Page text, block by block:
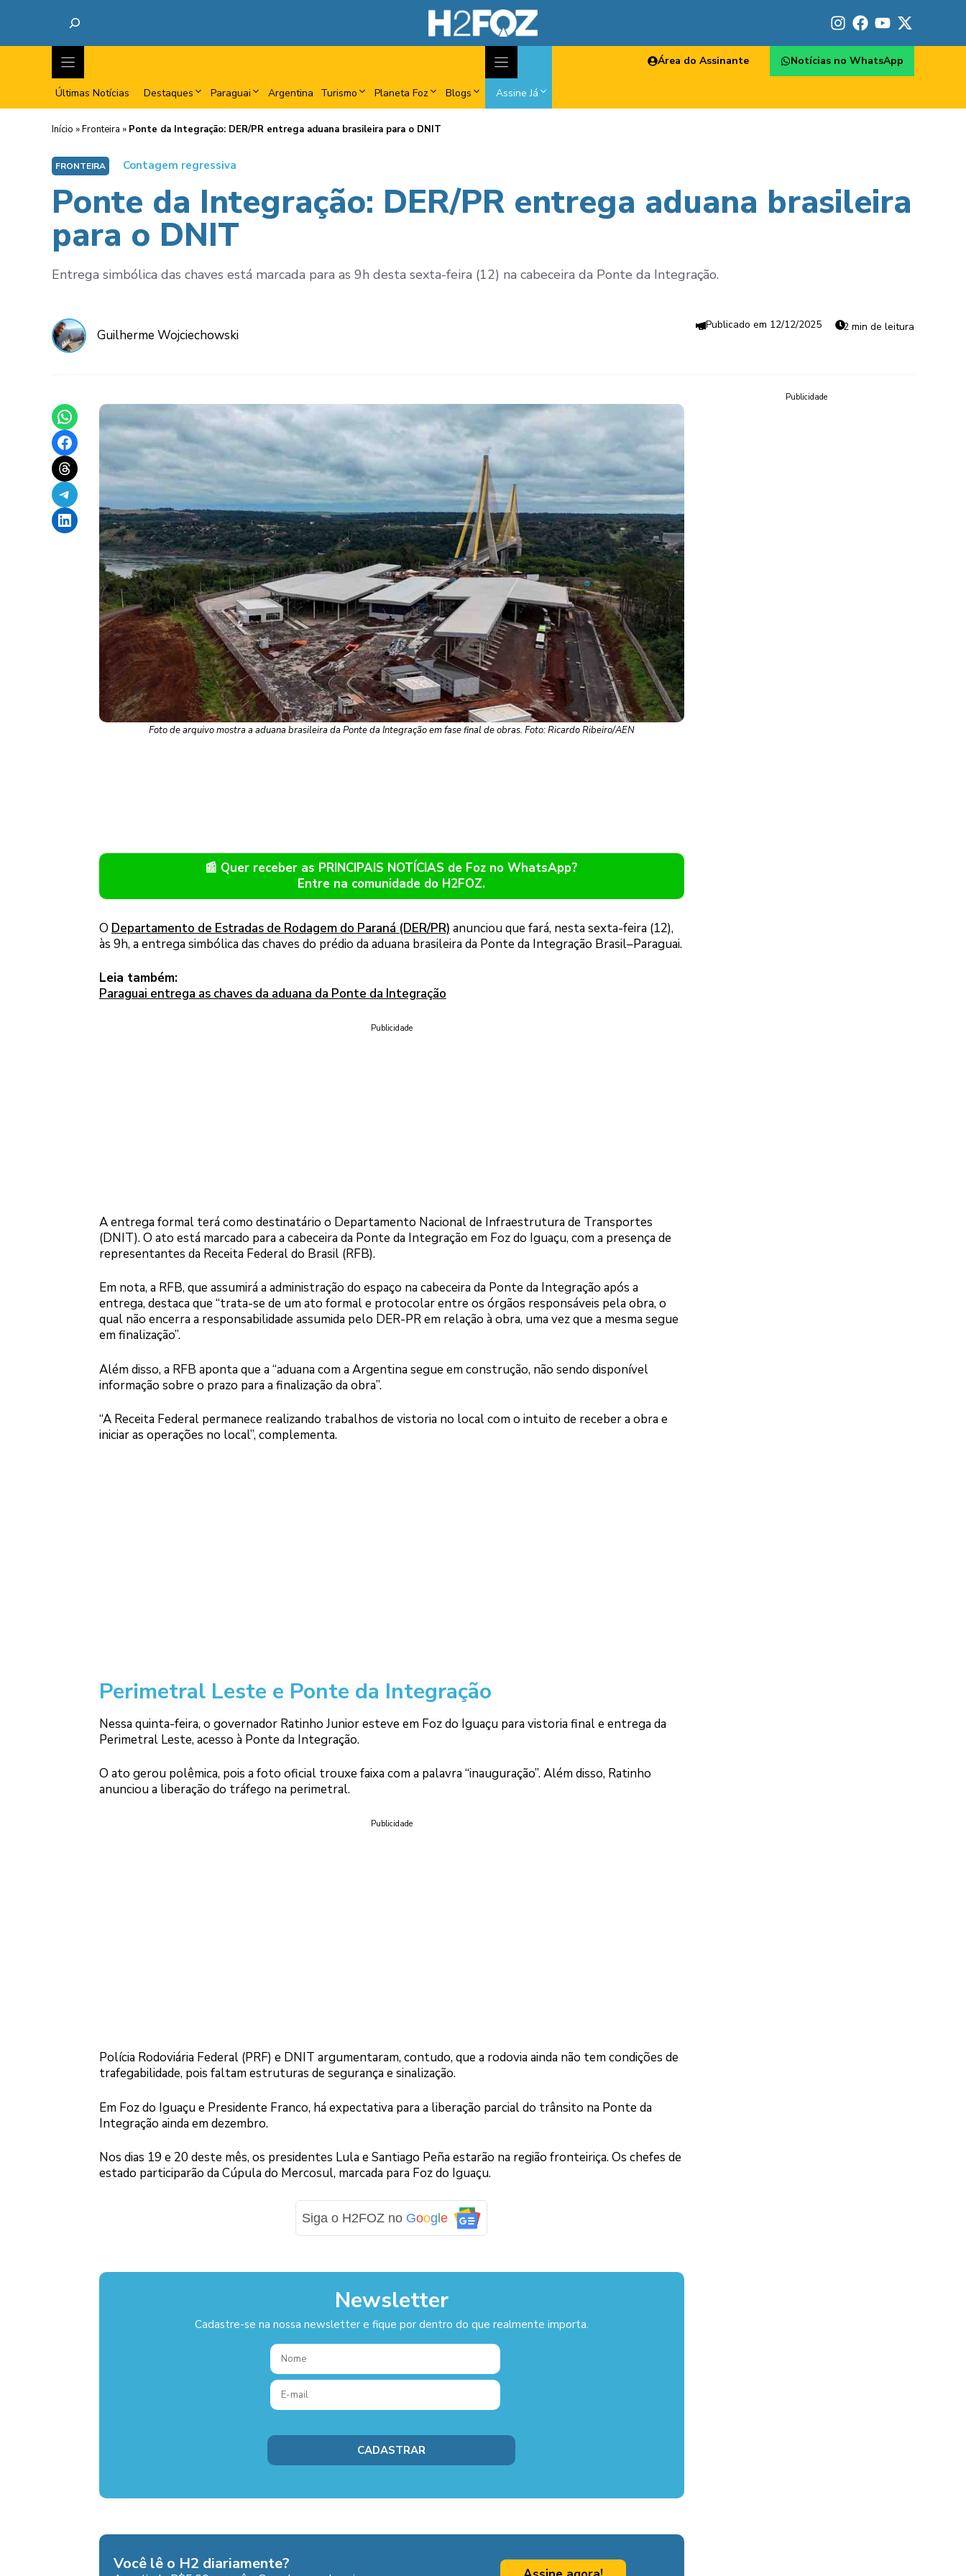
Últimas Notícias Destaques Paraguai Argentina Turismo Planeta Foz Blogs Assine Já
Área do Assinante Notícias no WhatsApp
Início »Fronteira » Ponte da Integração: DER/PR entrega aduana brasileira para o DNIT
FRONTEIRA Contagem regressiva
Ponte da Integração: DER/PR entrega aduana brasileira
para o DNIT
Entrega simbólica das chaves está marcada para as 9h desta sexta-feira (12) na cabeceira da Ponte da Integração.
Guilherme Wojciechowski
12/12/2025 2 min de leitura
Share on WhatsApp
Share on Facebook
Share on Threads
Share on Telegram
Share on LinkedIn
Foto de arquivo mostra a aduana brasileira da Ponte da Integração em fase final de obras. Foto: Ricardo Ribeiro/AEN
📰 Quer receber as PRINCIPAIS NOTÍCIAS de Foz no WhatsApp?
Entre na comunidade do H2FOZ.
O Departamento de Estradas de Rodagem do Paraná (DER/PR) anunciou que fará, nesta sexta-feira (12),
às 9h, a entrega simbólica das chaves do prédio da aduana brasileira da Ponte da Integração Brasil–Paraguai.
Leia também:
Paraguai entrega as chaves da aduana da Ponte da Integração
Publicidade
A entrega formal terá como destinatário o Departamento Nacional de Infraestrutura de Transportes
(DNIT). O ato está marcado para a cabeceira da Ponte da Integração em Foz do Iguaçu, com a presença de
representantes da Receita Federal do Brasil (RFB).
Em nota, a RFB, que assumirá a administração do espaço na cabeceira da Ponte da Integração após a
entrega, destaca que “trata-se de um ato formal e protocolar entre os órgãos responsáveis pela obra, o
qual não encerra a responsabilidade assumida pelo DER-PR em relação à obra, uma vez que a mesma segue
em finalização”.
Além disso, a RFB aponta que a “aduana com a Argentina segue em construção, não sendo disponível
informação sobre o prazo para a finalização da obra”.
“A Receita Federal permanece realizando trabalhos de vistoria no local com o intuito de receber a obra e
iniciar as operações no local”, complementa.
Perimetral Leste e Ponte da Integração
Nessa quinta-feira, o governador Ratinho Junior esteve em Foz do Iguaçu para vistoria final e entrega da
Perimetral Leste, acesso à Ponte da Integração.
O ato gerou polêmica, pois a foto oficial trouxe faixa com a palavra “inauguração”. Além disso, Ratinho
anunciou a liberação do tráfego na perimetral.
Publicidade
Polícia Rodoviária Federal (PRF) e DNIT argumentaram, contudo, que a rodovia ainda não tem condições de
trafegabilidade, pois faltam estruturas de segurança e sinalização.
Em Foz do Iguaçu e Presidente Franco, há expectativa para a liberação parcial do trânsito na Ponte da
Integração ainda em dezembro.
Nos dias 19 e 20 deste mês, os presidentes Lula e Santiago Peña estarão na região fronteiriça. Os chefes de
estado participarão da Cúpula do Mercosul, marcada para Foz do Iguaçu.
Siga o H2FOZ no Google
Newsletter
Cadastre-se na nossa newsletter e fique por dentro do que realmente importa.
Você lê o H2 diariamente?
Publicidade